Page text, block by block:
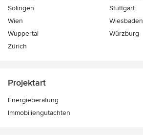
Solingen
Stuttgart
Wien
Wiesbaden
Wuppertal
Würzburg
Zürich
Projektart
Energieberatung
Immobiliengutachten